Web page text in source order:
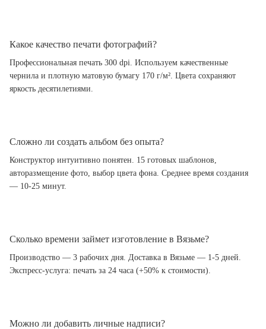
Какое качество печати фотографий?
Профессиональная печать 300 dpi. Используем качественные
чернила и плотную матовую бумагу 170 г/м². Цвета сохраняют
яркость десятилетиями.
Сложно ли создать альбом без опыта?
Конструктор интуитивно понятен. 15 готовых шаблонов,
авторазмещение фото, выбор цвета фона. Среднее время создания
— 10-25 минут.
Сколько времени займет изготовление в Вязьме?
Производство — 3 рабочих дня. Доставка в Вязьме — 1-5 дней.
Экспресс-услуга: печать за 24 часа (+50% к стоимости).
Можно ли добавить личные надписи?